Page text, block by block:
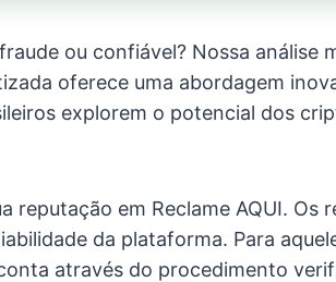
ou confiável? Nossa análise
oferece uma abordagem
explorem o potencial dos
reputação em Reclame AQUI. Os
da plataforma. Para
através do procedimento